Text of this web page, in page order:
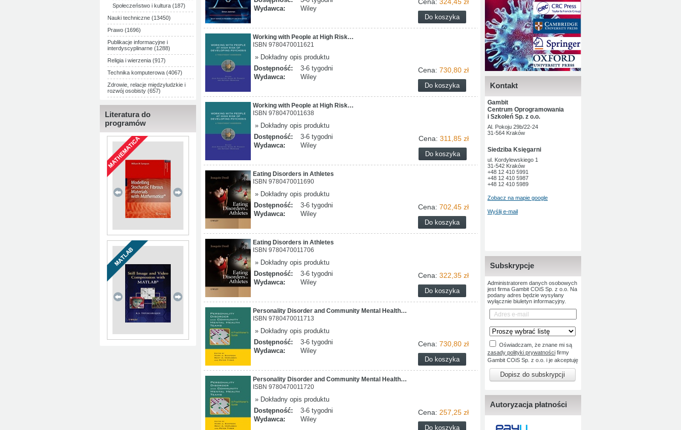
Społeczeństwo i kultura (187)
Nauki techniczne (13450)
Prawo (1696)
Publikacje informacyjne i
interdyscyplinarne (1288)
Religia i wierzenia (917)
Technika komputerowa (4067)
Zdrowie, relacje międzyludzkie i
rozwój osobisty (657)
Literatura do
programów
Wydawca:
Wiley
Working with People at High Risk…
ISBN 9780470011621
Cena: 730,80 zł
» Dokładny opis produktu
Dostępność:
3-6 tygodni
Wydawca:
Wiley
Working with People at High Risk…
ISBN 9780470011638
Cena: 311,85 zł
» Dokładny opis produktu
Dostępność:
3-6 tygodni
Wydawca:
Wiley
Eating Disorders in Athletes
ISBN 9780470011690
Cena: 702,45 zł
» Dokładny opis produktu
Dostępność:
3-6 tygodni
Wydawca:
Wiley
Eating Disorders in Athletes
ISBN 9780470011706
Cena: 322,35 zł
» Dokładny opis produktu
Dostępność:
3-6 tygodni
Wydawca:
Wiley
Personality Disorder and Community Mental Health…
ISBN 9780470011713
Cena: 730,80 zł
» Dokładny opis produktu
Dostępność:
3-6 tygodni
Wydawca:
Wiley
Personality Disorder and Community Mental Health…
ISBN 9780470011720
Cena: 257,25 zł
» Dokładny opis produktu
Dostępność:
3-6 tygodni
Wydawca:
Wiley
Kontakt
Gambit
Centrum Oprogramowania
i Szkoleń Sp. z o.o.
Al. Pokoju 29b/22-24
31-564 Kraków
Siedziba Księgarni
ul. Kordylewskiego 1
31-542 Kraków
+48 12 410 5991
+48 12 410 5987
+48 12 410 5989
Zobacz na mapie google
Wyślij e-mail
Subskrypcje
Administratorem danych osobowych
jest firma Gambit COiS Sp. z o.o. Na
podany adres będzie wysyłany
wyłącznie biuletyn informacyjny.
Oświadczam, że znane mi są
zasady polityki prywatności firmy
Gambit COiS Sp. z o.o. i je akceptuję
Dopisz do subskrypcji
Autoryzacja płatności